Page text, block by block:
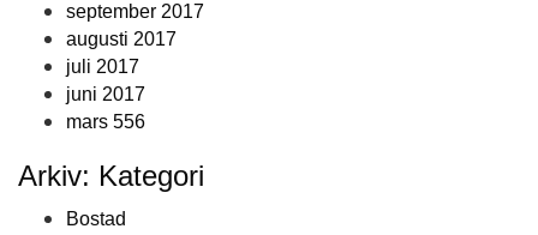
september 2017
augusti 2017
juli 2017
juni 2017
mars 556
Arkiv: Kategori
Bostad